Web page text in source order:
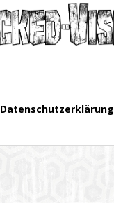
Datenschutzerklärung